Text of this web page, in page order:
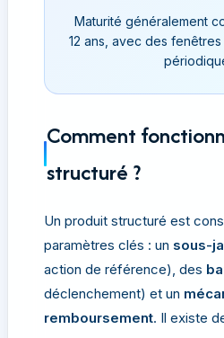
Maturité généralement
12 ans, avec des
Comment
structuré ?
Un produit structuré est
paramètres clés : un sous-
action de référence), des
déclenchement) et un
remboursement. Il existe